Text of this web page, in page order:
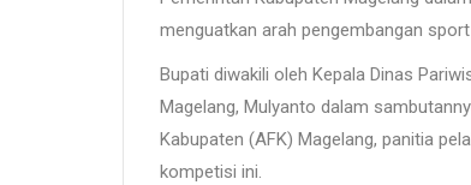
menguatkan arah pengembangan
Bupati diwakili oleh Kepala Dinas
Magelang, Mulyanto dalam
Kabupaten (AFK) Magelang, panitia
kompetisi ini.